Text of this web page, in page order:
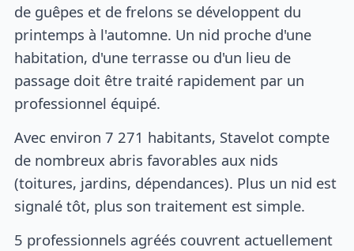
de guêpes et de frelons se développent du
printemps à l'automne. Un nid proche d'une
habitation, d'une terrasse ou d'un lieu de
passage doit être traité rapidement par un
professionnel équipé.
Avec environ 7 271 habitants, Stavelot compte
de nombreux abris favorables aux nids
(toitures, jardins, dépendances). Plus un nid est
signalé tôt, plus son traitement est simple.
5 professionnels agréés couvrent actuellement